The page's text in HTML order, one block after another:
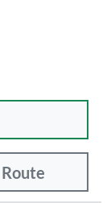
Route